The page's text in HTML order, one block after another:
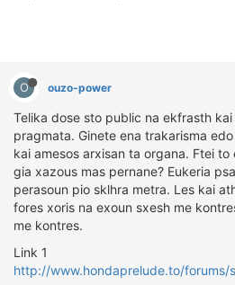
O ouzo-power
Telika dose sto public na ekfrasth
pragmata. Ginete ena trakarisma
kai amesos arxisan ta organa. Ftei to
gia xazous mas pernane? Eukeria
perasoun pio sklhra metra. Les kai
fores xoris na exoun sxesh me
me kontres.
Link 1
http://www.hondaprelude.to/forums/
ΔΟΚΙΜΕΣ – ΠΑΡΟΥΣΙΑΣΕΙΣ
ΕΙΔΗΣΕΙΣ
ΑΓΩΝΕΣ
FORMULA 1
ΔΙΕΘΝΕΙΣ ΑΓΩΝΕΣ